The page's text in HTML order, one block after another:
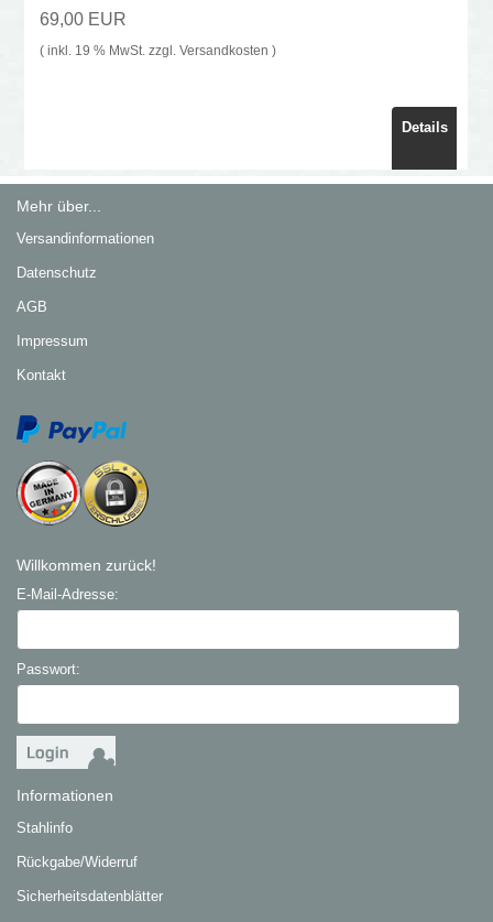
69,00 EUR
( inkl. 19 % MwSt. zzgl. Versandkosten )
Details
Mehr über...
Versandinformationen
Datenschutz
AGB
Impressum
Kontakt
Willkommen zurück!
E-Mail-Adresse:
Passwort:
Informationen
Stahlinfo
Rückgabe/Widerruf
Sicherheitsdatenblätter